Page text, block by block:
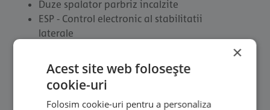
Duze spalator parbriz incalzite
ESP - Control electronic al stabilitatii
laterale
Faruri cu LED
Geamuri cu tenta de culoare
Jante aliaj
Lumini de zi
×
Acest site web folosește
cookie-uri
Folosim cookie-uri pentru a personaliza